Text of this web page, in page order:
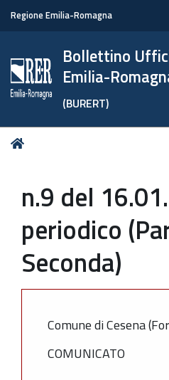
Regione Emilia-Romagna
Bollettino
Emilia-
(BURERT)
Tu
n.9 del
periodico
Seconda)
Comune di Cesena
COMUNICATO